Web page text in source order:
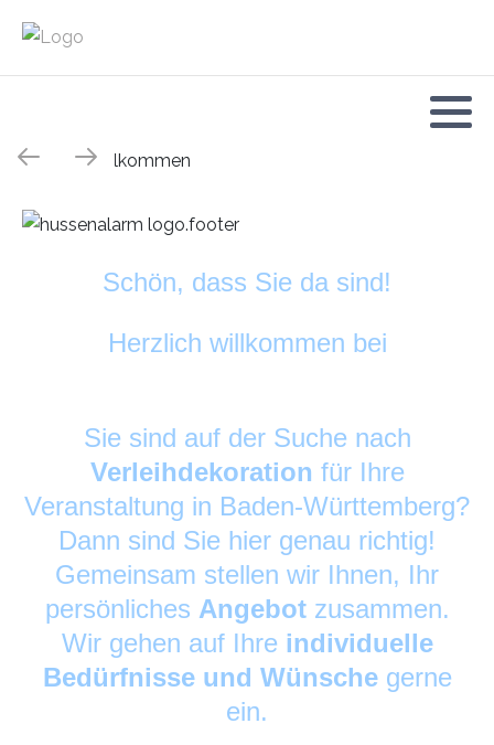
Schön, dass Sie da sind!
Herzlich willkommen bei
Sie sind auf der Suche nach
Verleihdekoration für Ihre
Veranstaltung in Baden-Württemberg?
Dann sind Sie hier genau richtig!
Gemeinsam stellen wir Ihnen, Ihr
persönliches Angebot zusammen.
Wir gehen auf Ihre individuelle
Bedürfnisse und Wünschegerne
ein.